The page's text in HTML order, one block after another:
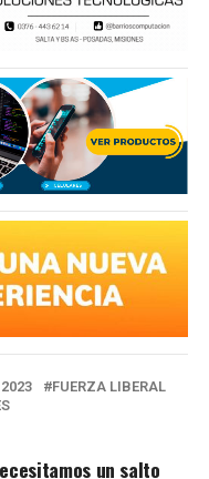
FUERZA LIBERAL
un salto